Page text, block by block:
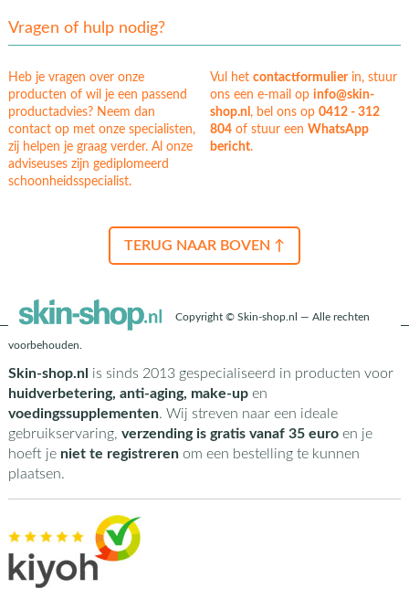
Vragen of hulp nodig?
Heb je vragen over onze
producten of wil je een passend
productadvies? Neem dan
contact op met onze specialisten,
zij helpen je graag verder. Al onze
adviseuses zijn gediplomeerd
schoonheidsspecialist.
Vul hetcontactformulierin, stuur
ons een e-mail op info@skin-
shop.nl, bel ons op0412 - 312
804 of stuur eenWhatsApp
bericht.
TERUG NAAR BOVEN ↑
Copyright © Skin-shop.nl — Alle rechten
voorbehouden.
Skin-shop.nl is sinds 2013 gespecialiseerd in producten voor
huidverbetering, anti-aging, make-upen
voedingssupplementen. Wij streven naar een ideale
gebruikservaring, verzending is gratis vanaf 35 euroen je
hoeft je niet te registrerenom een bestelling te kunnen
plaatsen.